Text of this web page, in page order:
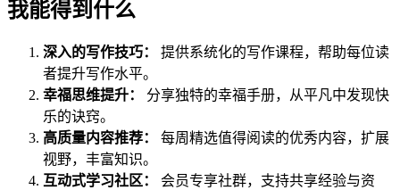
我能得到什么
深入的写作技巧：
提供系统化的写作课程，帮助每位读
者提升写作水平。
幸福思维提升：
分享独特的幸福手册，从平凡中发现快
乐的诀窍。
高质量内容推荐：
每周精选值得阅读的优秀内容，扩展
视野，丰富知识。
互动式学习社区：
会员专享社群，支持共享经验与资